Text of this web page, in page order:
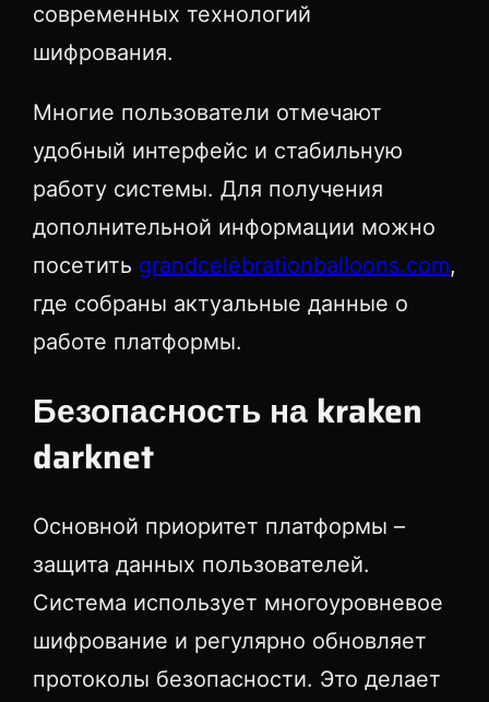
современных технологий
шифрования.
Многие пользователи отмечают
удобный интерфейс и стабильную
работу системы. Для получения
дополнительной информации можно
посетить grandcelebrationballoons.com,
где собраны актуальные данные о
работе платформы.
Безопасность на kraken
darknet
Основной приоритет платформы –
защита данных пользователей.
Система использует многоуровневое
шифрование и регулярно обновляет
протоколы безопасности. Это делает